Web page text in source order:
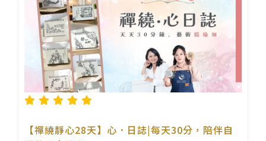
【禪繞靜心28天】心．日誌|每天30分，陪伴自